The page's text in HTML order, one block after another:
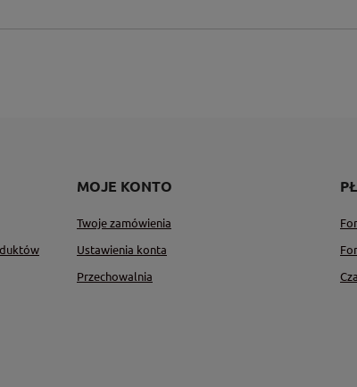
MOJE KONTO
Twoje zamówienia
Ustawienia konta
Przechowalnia